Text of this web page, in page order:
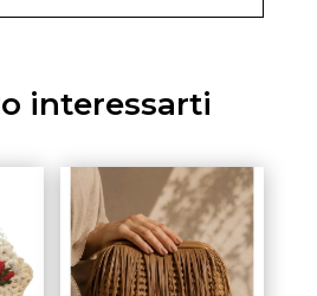
interessarti